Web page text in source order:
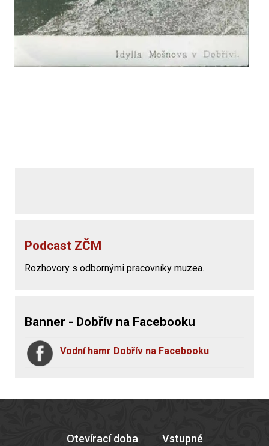
Podcast ZČM
Rozhovory s odbornými pracovníky muzea.
Banner - Dobřív na Facebooku
Vodní hamr Dobřív na Facebooku
Otevírací doba
Vstupné